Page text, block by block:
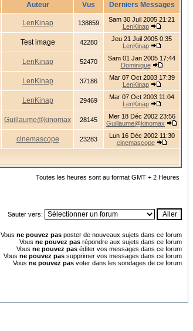
Auteur Vus Derniers Messages
LenKinap 138859
Sam 30 Juil 2005 21:21
LenKinap
Test image 42280
Jeu 21 Juil 2005 0:35
LenKinap
LenKinap 52470
Sam 01 Jan 2005 17:44
Dominique
LenKinap 37186
Mar 07 Oct 2003 17:39
LenKinap
LenKinap 29469
Mar 07 Oct 2003 11:04
LenKinap
Guillaume@kinomax 28145
Mer 18 Déc 2002 23:56
Guillaume@kinomax
cinemascope 23283
Lun 16 Déc 2002 11:30
cinemascope
Toutes les heures sont au format GMT + 2 Heures
Sauter vers:
Vous ne pouvez pas poster de nouveaux sujets dans ce forum
Vous ne pouvez pas répondre aux sujets dans ce forum
Vous ne pouvez pas éditer vos messages dans ce forum
Vous ne pouvez pas supprimer vos messages dans ce forum
Vous ne pouvez pas voter dans les sondages de ce forum